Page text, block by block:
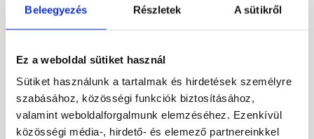
Beleegyezés Részletek A sütikről
Ez a weboldal sütiket használ
Sütiket használunk a tartalmak és hirdetések személyre
szabásához, közösségi funkciók biztosításához,
valamint weboldalforgalmunk elemzéséhez. Ezenkívül
közösségi média-, hirdető- és elemező partnereinkkel
vékonyvakolat, kapart 2
Gyártói készleten
1 226 Ft / kg
Megnézem
vékonyvakolat, kapart 1,5
1 631 Ft / kg
Megnézem